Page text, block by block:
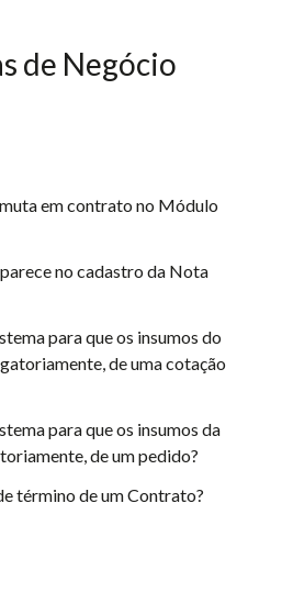
de Negócio
em contrato no Módulo
no cadastro da Nota
para que os insumos do
de uma cotação
para que os insumos da
de um pedido?
término de um Contrato?